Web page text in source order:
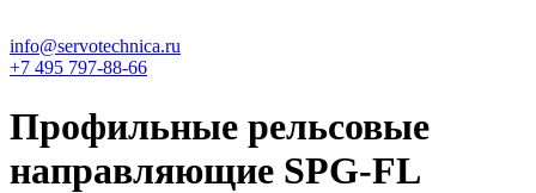
info@servotechnica.ru
+7 495 797-88-66
Профильные рельсовые
направляющие SPG-FL